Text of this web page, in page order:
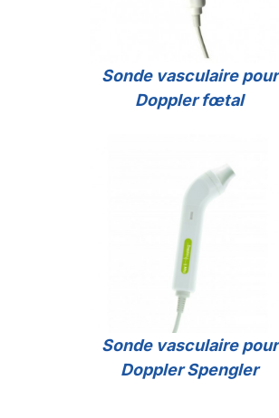
Sonde vasculaire pour
Doppler fœtal
Sonde vasculaire pour
Doppler Spengler